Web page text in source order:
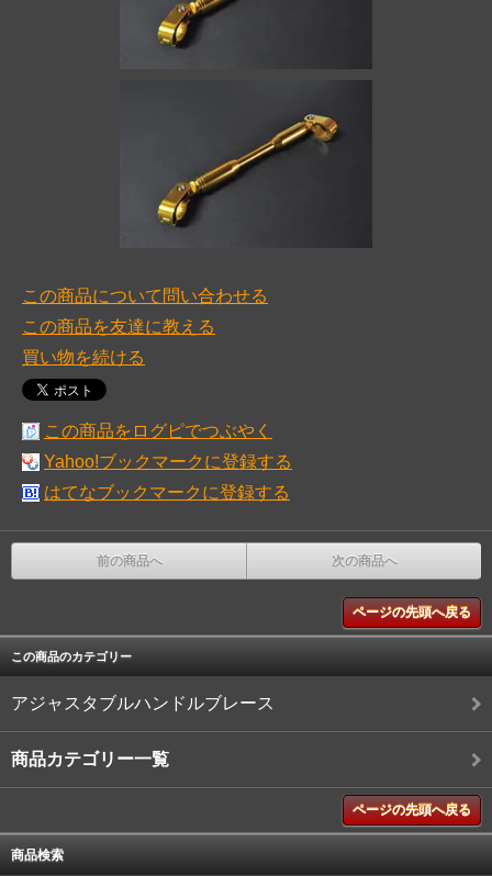
この商品について問い合わせる
この商品を友達に教える
買い物を続ける
この商品をログピでつぶやく
Yahoo!ブックマークに登録する
はてなブックマークに登録する
前の商品へ 次の商品へ
ページの先頭へ戻る
この商品のカテゴリー
アジャスタブルハンドルブレース
商品カテゴリー一覧
ページの先頭へ戻る
商品検索